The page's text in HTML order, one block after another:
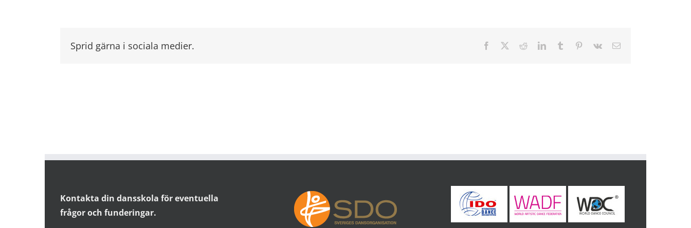
Sprid gärna i sociala medier. Facebook RedditLinkedInTumblr Pinterest
Vk
E-
Kontakta din dansskola för eventuella
frågor och funderingar.